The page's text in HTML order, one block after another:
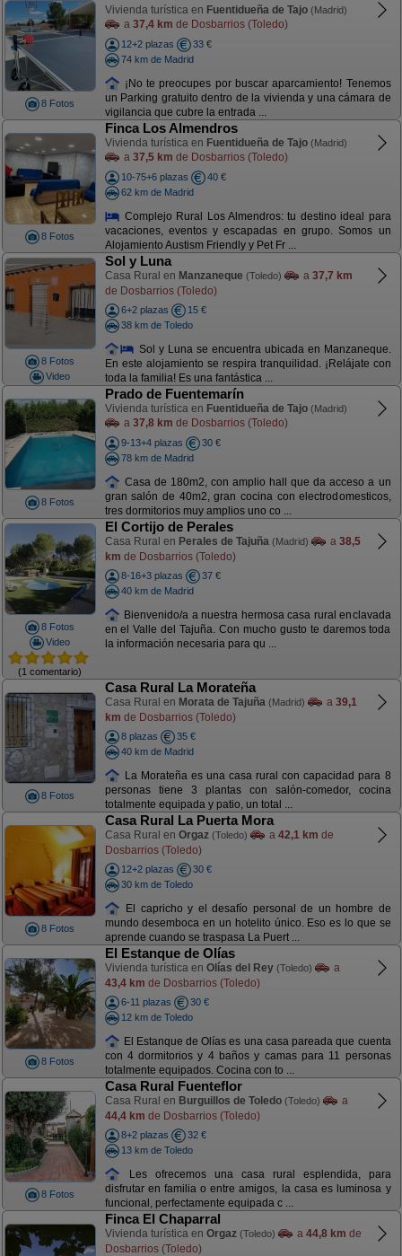
8 Fotos
Vivienda turística en Fuentidueña de Tajo (Madrid)
a 37,4 km de Dosbarrios (Toledo)
12+2 plazas
33 €
74 km de Madrid
¡No te preocupes por buscar aparcamiento! Tenemos
un Parking gratuito dentro de la vivienda y una cámara de
vigilancia que cubre la entrada ...
8 Fotos
Finca Los Almendros
Vivienda turística en Fuentidueña de Tajo (Madrid)
a 37,5 km de Dosbarrios (Toledo)
10-75+6 plazas
40 €
62 km de Madrid
Complejo Rural Los Almendros: tu destino ideal para
vacaciones, eventos y escapadas en grupo. Somos un
Alojamiento Austism Friendly y Pet Fr ...
8 Fotos
Video
Sol y Luna
Casa Rural en Manzaneque (Toledo) a 37,7 km
de Dosbarrios (Toledo)
6+2 plazas
15 €
38 km de Toledo
Sol y Luna se encuentra ubicada en Manzaneque.
En este alojamiento se respira tranquilidad. ¡Relájate con
toda la familia! Es una fantástica ...
8 Fotos
Prado de Fuentemarín
Vivienda turística en Fuentidueña de Tajo (Madrid)
a 37,8 km de Dosbarrios (Toledo)
9-13+4 plazas
30 €
78 km de Madrid
Casa de 180m2, con amplio hall que da acceso a un
gran salón de 40m2, gran cocina con electrodomesticos,
tres dormitorios muy amplios uno co ...
8 Fotos
Video
(1 comentario)
El Cortijo de Perales
Casa Rural en Perales de Tajuña (Madrid) a 38,5
km de Dosbarrios (Toledo)
8-16+3 plazas
37 €
40 km de Madrid
Bienvenido/a a nuestra hermosa casa rural enclavada
en el Valle del Tajuña. Con mucho gusto te daremos toda
la información necesaria para qu ...
8 Fotos
Casa Rural La Morateña
Casa Rural en Morata de Tajuña (Madrid) a 39,1
km de Dosbarrios (Toledo)
8 plazas
35 €
40 km de Madrid
La Morateña es una casa rural con capacidad para 8
personas tiene 3 plantas con salón-comedor, cocina
totalmente equipada y patio, un total ...
8 Fotos
Casa Rural La Puerta Mora
Casa Rural en Orgaz (Toledo) a 42,1 km de
Dosbarrios (Toledo)
12+2 plazas
30 €
30 km de Toledo
El capricho y el desafío personal de un hombre de
mundo desemboca en un hotelito único. Eso es lo que se
aprende cuando se traspasa La Puert ...
8 Fotos
El Estanque de Olías
Vivienda turística en Olías del Rey (Toledo)
a
43,4 km de Dosbarrios (Toledo)
6-11 plazas
30 €
12 km de Toledo
El Estanque de Olías es una casa pareada que cuenta
con 4 dormitorios y 4 baños y camas para 11 personas
totalmente equipados. Cocina con to ...
8 Fotos
Casa Rural Fuenteflor
Casa Rural en Burguillos de Toledo (Toledo)
a
44,4 km de Dosbarrios (Toledo)
8+2 plazas
32 €
13 km de Toledo
Les ofrecemos una casa rural esplendida, para
disfrutar en familia o entre amigos, la casa es luminosa y
funcional, perfectamente equipada c ...
Finca El Chaparral
Vivienda turística en Orgaz (Toledo) a 44,8 km de
Dosbarrios (Toledo)